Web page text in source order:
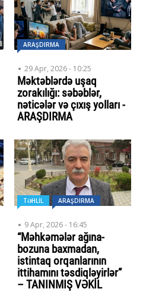
ARAŞDIRMA
29 Apr, 2026 - 10:25
Məktəblərdə uşaq
zorakılığı: səbəblər,
nəticələr və çıxış yolları -
ARAŞDIRMA
TƏHLİL ARAŞDIRMA
9 Apr, 2026 - 16:45
“Məhkəmələr ağına-
bozuna baxmadan,
istintaq orqanlarının
ittihamını təsdiqləyirlər”
– TANINMIŞ VƏKİL